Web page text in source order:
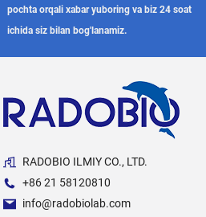
pochta orqali xabar yuboring va biz 24 soat
ichida siz bilan bog'lanamiz.
RADOBIO ILMIY CO., LTD.
+86 21 58120810
info@radobiolab.com